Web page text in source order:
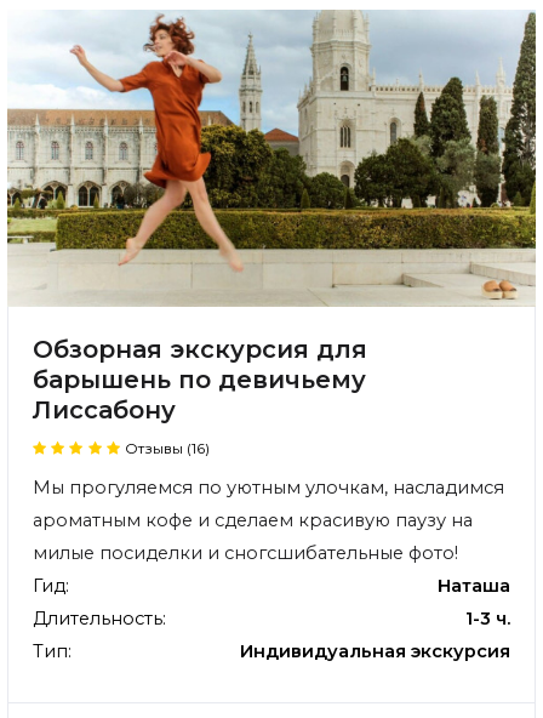
Обзорная экскурсия для
барышень по девичьему
Лиссабону
Отзывы (16)
Мы прогуляемся по уютным улочкам, насладимся
ароматным кофе и сделаем красивую паузу на
милые посиделки и сногсшибательные фото!
Гид:
Наташа
Длительность:
1-3 ч.
Тип:
Индивидуальная экскурсия